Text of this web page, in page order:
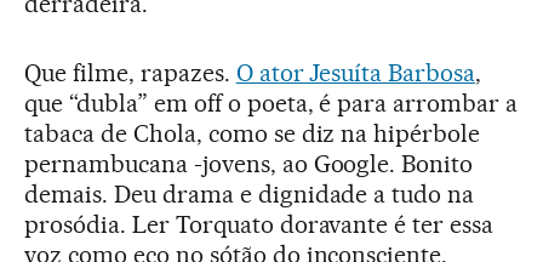
Que filme, rapazes. O ator Jesuíta Barbosa,
que “dubla” em off o poeta, é para arrombar a
tabaca de Chola, como se diz na hipérbole
pernambucana -jovens, ao Google. Bonito
demais. Deu drama e dignidade a tudo na
prosódia. Ler Torquato doravante é ter essa
voz como eco no sótão do inconsciente.